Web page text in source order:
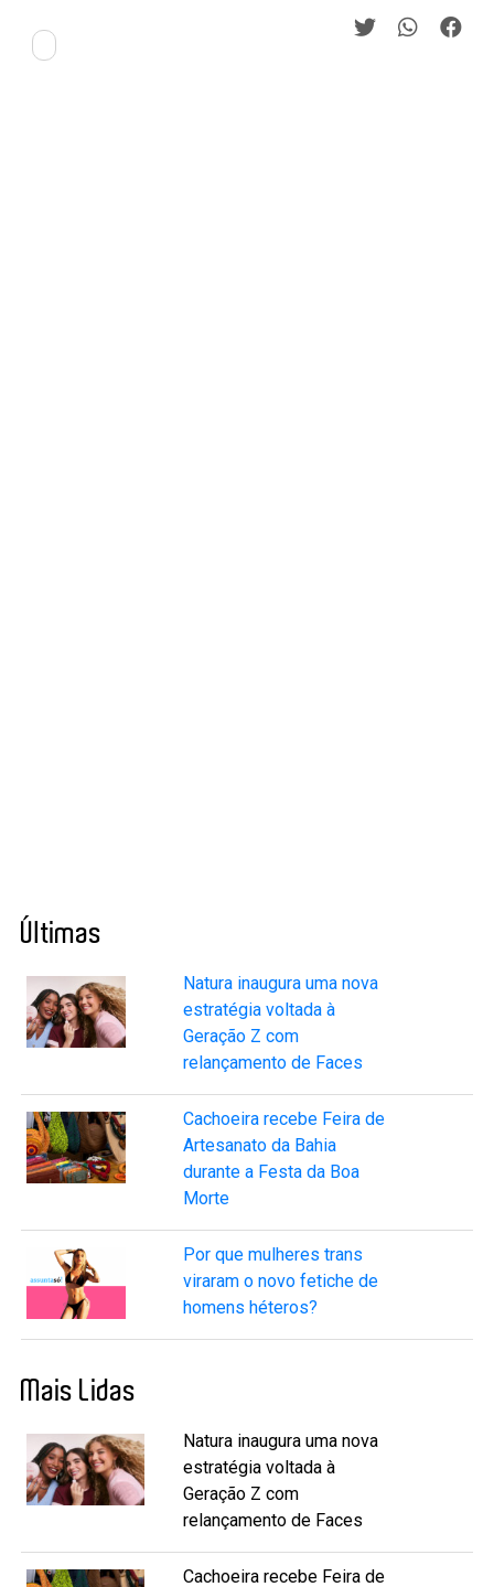
Últimas
Natura inaugura uma nova
estratégia voltada à
Geração Z com
relançamento de Faces
Cachoeira recebe Feira de
Artesanato da Bahia
durante a Festa da Boa
Morte
Por que mulheres trans
viraram o novo fetiche de
homens héteros?
Mais Lidas
Natura inaugura uma nova
estratégia voltada à
Geração Z com
relançamento de Faces
Cachoeira recebe Feira de